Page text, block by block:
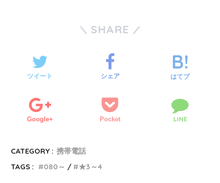
SHARE
ツイート シェア はてブ
Google+ Pocket LINE
CATEGORY : 携帯電話
TAGS :
080～ ★3～4